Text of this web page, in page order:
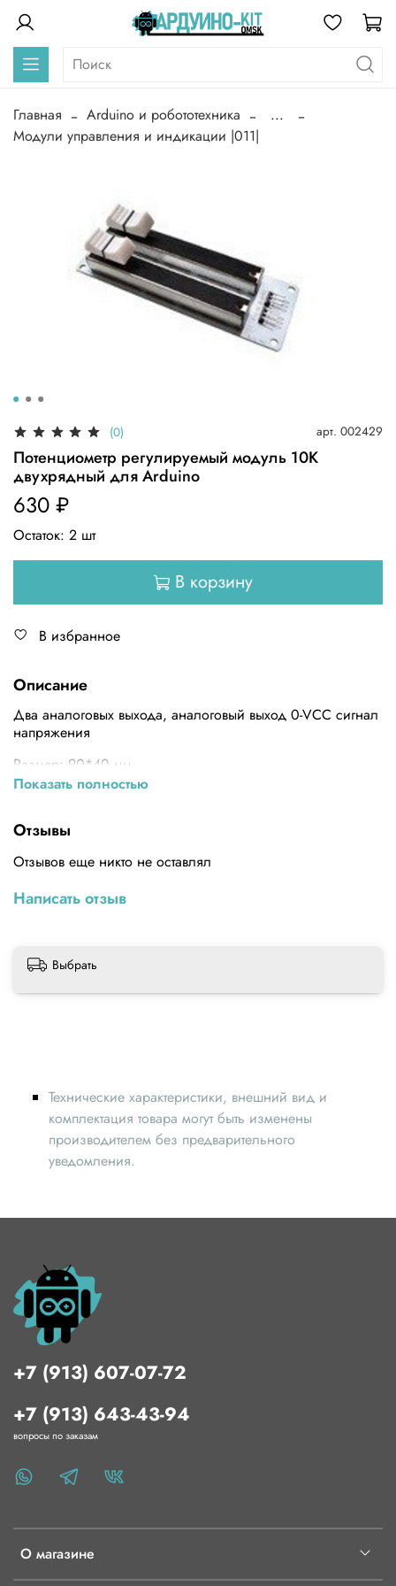
Главная Arduino и робототехника
...
Модули управления и индикации |011|
(0) арт. 002429
Потенциометр регулируемый модуль 10K
двухрядный для Arduino
630 ₽
Остаток: 2 шт
В корзину
В избранное
Описание
Два аналоговых выхода, аналоговый выход 0-VCC сигнал
напряжения
Размер: 90*40 мм
Вес: 20 г
Напряжение: 3,3 V 5V
Порт: аналоговый
Сопротивление: 10K
Показать полностью
Отзывы
Отзывов еще никто не оставлял
Написать отзыв
Выбрать
Технические характеристики, внешний вид и
комплектация товара могут быть изменены
производителем без предварительного
уведомления.
О магазине
+7 (913) 607-07-72
+7 (913) 643-43-94
вопросы по заказам